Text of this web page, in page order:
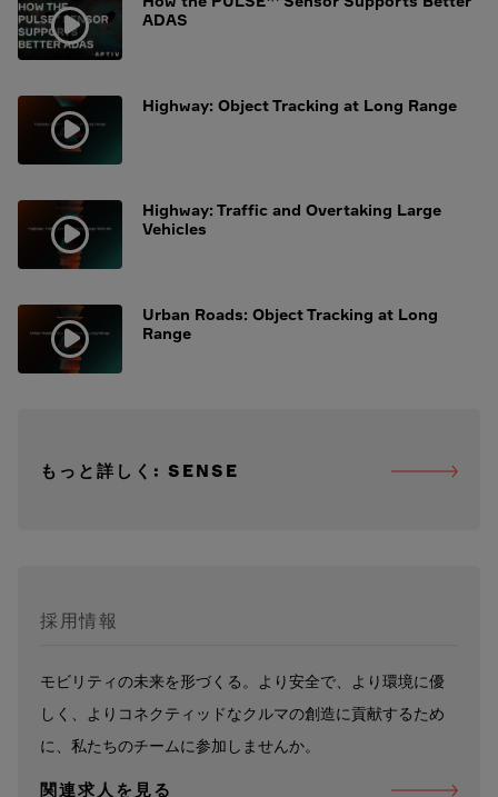
ADAS
Highway: Object Tracking at Long Range
Highway: Traffic and Overtaking Large
Vehicles
Urban Roads: Object Tracking at Long
Range
もっと詳しく: SENSE
採用情報
モビリティの未来を形づくる。より安全で、より環境に優
しく、よりコネクティッドなクルマの創造に貢献するため
に、私たちのチームに参加しませんか。
関連求人を見る